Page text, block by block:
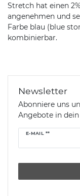
Stretch hat einen
angenehmen und
Farbe blau (blue
kombinierbar.
Newsletter
Abonniere uns
Angebote in
E-MAIL **
Newsletter